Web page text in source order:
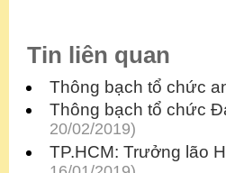
Tin liên quan
Thông bạch tổ chức
Thông bạch tổ chức
20/02/2019)
TP.HCM: Trưởng lão